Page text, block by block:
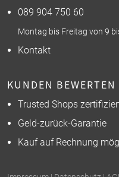
089 904 750 60
Montag bis Freitag von 9
Kontakt
KUNDEN
Trusted Shops
Geld-zurück-Garantie
Kauf auf Rechnung